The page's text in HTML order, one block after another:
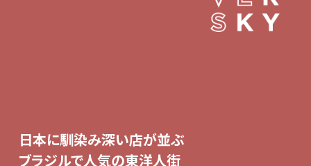
日本に馴染み深い店が並ぶ
ブラジルで人気の東洋人街